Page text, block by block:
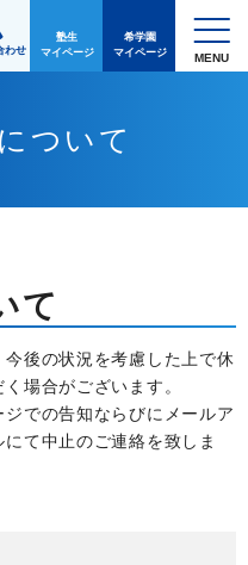
わせ
塾生
マイページ
希学園
マイページ
ついて
て
後の状況を考慮した上で休
場合がございます。
での告知ならびにメールア
て中止のご連絡を致しま